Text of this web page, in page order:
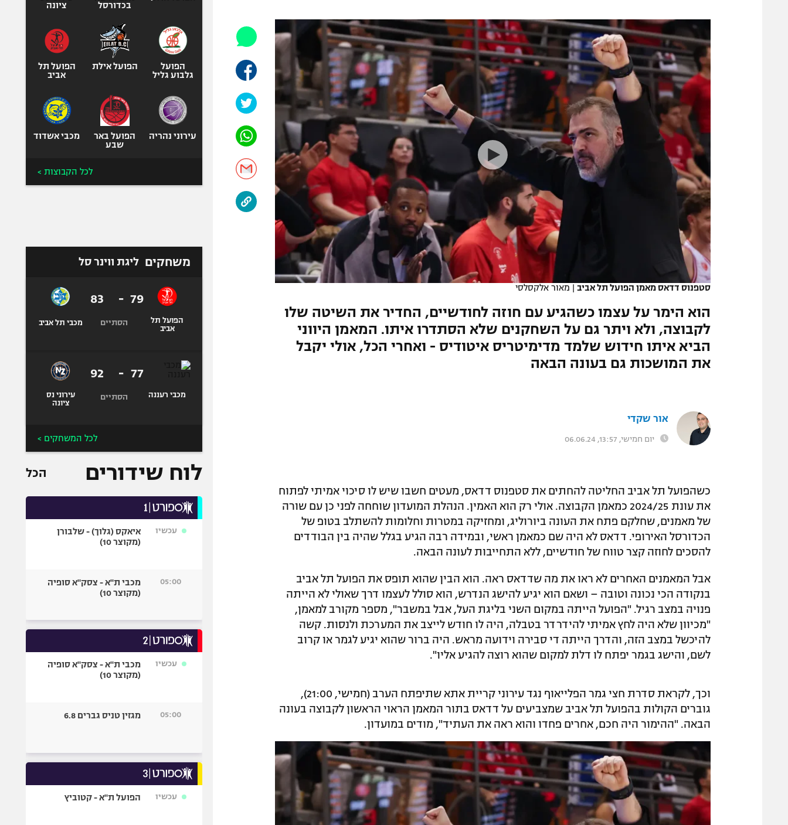
תקנון משתתפים וזוכים בפרסים
תקנון עבור פעילות אלקטרה
תקנון עבור פעילות ספורט 1 – "מרלן"
טניס
תנאי שימוש
מדיניות פרטיות
תקנון פעילות ספורט 1
רשיון להקרנה פומבית לבית עסק
הצטרפות לחבילת הערוצים
לוח דרושים – ג'ובנט
תגיות
המגזין
הפועל תל אביב
הפועל חיפה
הפועל באר שבע
מכבי נתניה
בני יהודה
ליגה סינית
ליגה ברזילאית
ליגות נוספות
ספורט מוטורי
כדורמים
ספורט אתגרי
ואקסטרים
אומנויות לחימה
סטפנוס דדאס מאמן הפועל תל אביב | מאור אלקסלסי
הוא הימר על עצמו כשהגיע עם חוזה לחודשיים, החדיר את השיטה שלו
לקבוצה, ולא ויתר גם על השחקנים שלא הסתדרו איתו. המאמן היווני
הביא איתו חידוש שלמד מדימיטריס איטודיס - ואחרי הכל, אולי יקבל
את המושכות גם בעונה הבאה
אור שקדי
יום חמישי, 13:57, 06.06.24
כשהפועל תל אביב החליטה להחתים את סטפנוס דדאס, מעטים חשבו שיש לו סיכוי אמיתי לפתוח
את עונת 2024/25 כמאמן הקבוצה. אולי רק הוא האמין. הנהלת המועדון שוחחה לפני כן עם שורה
של מאמנים, שחלקם פתח את העונה ביורוליג, ומחזיקה במטרות וחלומות להשתלב בטופ של
הכדורסל האירופי. דדאס לא היה שם כמאמן ראשי, ובמידה רבה הגיע בגלל שהיה בין הבודדים
להסכים לחוזה קצר טווח של חודשיים, ללא התחייבות לעונה הבאה.
אבל המאמנים האחרים לא ראו את מה שדדאס ראה. הוא הבין שהוא תופס את הפועל תל אביב
בנקודה הכי נכונה וטובה – ושאם הוא יגיע להישג הנדרש, הוא סולל לעצמו דרך שאולי לא הייתה
פנויה במצב רגיל. "הפועל הייתה במקום השני בליגת העל, אבל במשבר", מספר מקורב למאמן,
"מכיוון שלא היה לחץ אמיתי להידרדר בטבלה, היה לו חודש לייצב את המערכת ולנסות. קשה
להיכשל במצב הזה, והדרך הייתה די סבירה וידועה מראש. היה ברור שהוא יגיע לגמר או קרוב
לשם, והישג בגמר יפתח לו דלת למקום שהוא רוצה להגיע אליו".
וכך, לקראת סדרת חצי גמר הפלייאוף נגד עירוני קריית אתא שתיפתח הערב (חמישי, 21:00),
גוברים הקולות בהפועל תל אביב שמצביעים על דדאס בתור המאמן הראוי הראשון לקבוצה בעונה
הבאה. "ההימור היה חכם, אחרים פחדו והוא ראה את העתיד", מודים במועדון.
בכדורסל
ציונה
הפועל
גלבוע גליל
הפועל אילת
הפועל תל
אביב
עירוני נהריה
הפועל באר
שבע
מכבי אשדוד
לכל הקבוצות >
משחקים ליגת ווינר סל
הפועל תל
אביב
79
-
83
הסתיים מכבי תל אביב
מכבי רעננה
77
-
92
הסתיים
עירוני נס
ציונה
לכל המשחקים >
לוח שידורים הכל
עכשיו
איאקס (גלוך) - שלבורן
(מקוצר 10)
05:00
מכבי ת"א - צסק"א סופיה
(מקוצר 10)
עכשיו
מכבי ת"א - צסק"א סופיה
(מקוצר 10)
05:00 מגזין טניס גברים 6.8
עכשיו הפועל ת"א - קטוביץ